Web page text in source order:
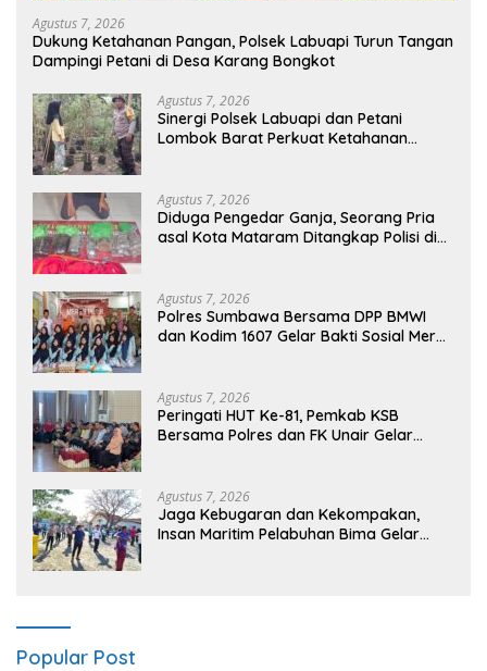
Agustus 7, 2026
Dukung Ketahanan Pangan, Polsek Labuapi Turun Tangan
Dampingi Petani di Desa Karang Bongkot
Agustus 7, 2026
Sinergi Polsek Labuapi dan Petani
Lombok Barat Perkuat Ketahanan
Agustus 7, 2026
Diduga Pengedar Ganja, Seorang Pria
asal Kota Mataram Ditangkap Polisi di
Agustus 7, 2026
Polres Sumbawa Bersama DPP BMWI
dan Kodim 1607 Gelar Bakti Sosial Merah
Agustus 7, 2026
Peringati HUT Ke-81, Pemkab KSB
Bersama Polres dan FK Unair Gelar
Agustus 7, 2026
Jaga Kebugaran dan Kekompakan,
Insan Maritim Pelabuhan Bima Gelar
Popular Post